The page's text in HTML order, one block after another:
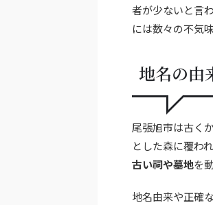
者が少ないと言
には数々の不気
地名の由
尾張旭市は古く
とした森に覆わ
古い祠や墓地を
地名由来や正確